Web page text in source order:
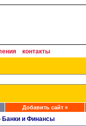
контакты
Добавить сайт »
Банки и Финансы